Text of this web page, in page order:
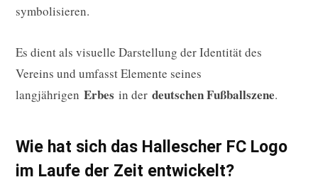
symbolisieren.
Es dient als visuelle Darstellung der Identität des
Vereins und umfasst Elemente seines
langjährigen Erbes in der deutschen Fußballszene.
Wie hat sich das Hallescher FC Logo
im Laufe der Zeit entwickelt?